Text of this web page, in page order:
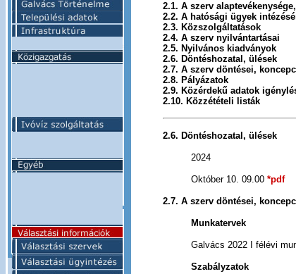
2.1. A szerv
2.2. A hatósági ügyek
2.3. Közszolgáltatások
2.4. A szerv nyilvántartásai
2.5. Nyilvános kiadványok
2.6. Döntéshozatal, ülések
2.7. A szerv döntései,
2.8. Pályázatok
2.9. Közérdekű adatok
2.10. Közzétételi listák
2.6. Döntéshozatal, ülések
2024
Október 10. 09.00 *pdf
2.7. A szerv döntései,
Munkatervek
Galvács 2022 I félévi
Szabályzatok